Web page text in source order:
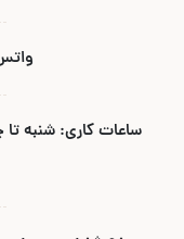
واتس اپ